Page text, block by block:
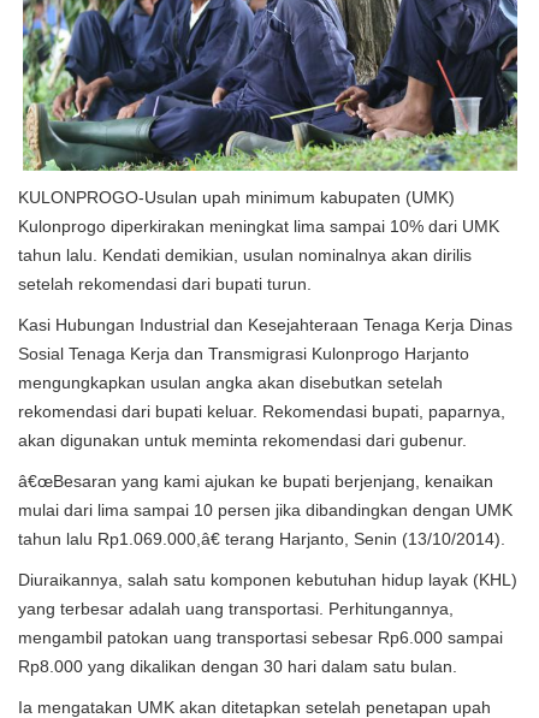
KULONPROGO-Usulan upah minimum kabupaten (UMK)
Kulonprogo diperkirakan meningkat lima sampai 10% dari UMK
tahun lalu. Kendati demikian, usulan nominalnya akan dirilis
setelah rekomendasi dari bupati turun.
Kasi Hubungan Industrial dan Kesejahteraan Tenaga Kerja Dinas
Sosial Tenaga Kerja dan Transmigrasi Kulonprogo Harjanto
mengungkapkan usulan angka akan disebutkan setelah
rekomendasi dari bupati keluar. Rekomendasi bupati, paparnya,
akan digunakan untuk meminta rekomendasi dari gubenur.
â€œBesaran yang kami ajukan ke bupati berjenjang, kenaikan
mulai dari lima sampai 10 persen jika dibandingkan dengan UMK
tahun lalu Rp1.069.000,â€ terang Harjanto, Senin (13/10/2014).
Diuraikannya, salah satu komponen kebutuhan hidup layak (KHL)
yang terbesar adalah uang transportasi. Perhitungannya,
mengambil patokan uang transportasi sebesar Rp6.000 sampai
Rp8.000 yang dikalikan dengan 30 hari dalam satu bulan.
Ia mengatakan UMK akan ditetapkan setelah penetapan upah